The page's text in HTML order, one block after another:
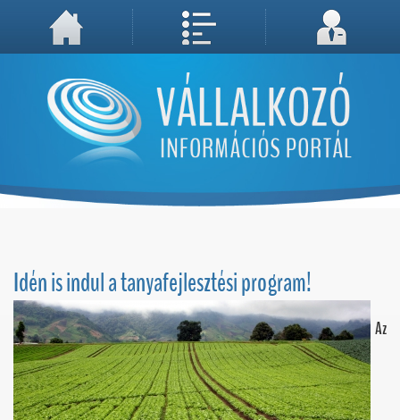
A weboldal használatával Ön elfogadja, hogy Cookie-kat (sütiket) tároljunk számítógépén. A sütik a weboldal megfelelő működéséhez
Megértettem, folytatás...
Idén is indul a tanyafejlesztési program!
Az